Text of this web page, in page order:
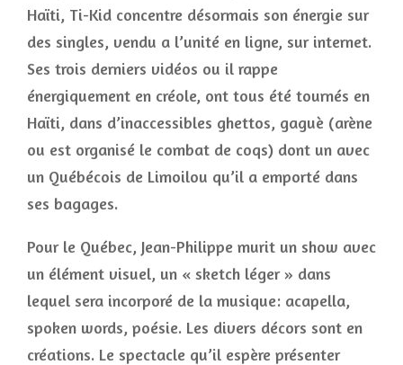
Haïti, Ti-Kid concentre désormais son énergie sur
des singles, vendu a l’unité en ligne, sur internet.
Ses trois derniers vidéos ou il rappe
énergiquement en créole, ont tous été tournés en
Haïti, dans d’inaccessibles ghettos, gaguè (arène
ou est organisé le combat de coqs) dont un avec
un Québécois de Limoilou qu’il a emporté dans
ses bagages.
Pour le Québec, Jean-Philippe murit un show avec
un élément visuel, un « sketch léger » dans
lequel sera incorporé de la musique: acapella,
spoken words, poésie. Les divers décors sont en
créations. Le spectacle qu’il espère présenter